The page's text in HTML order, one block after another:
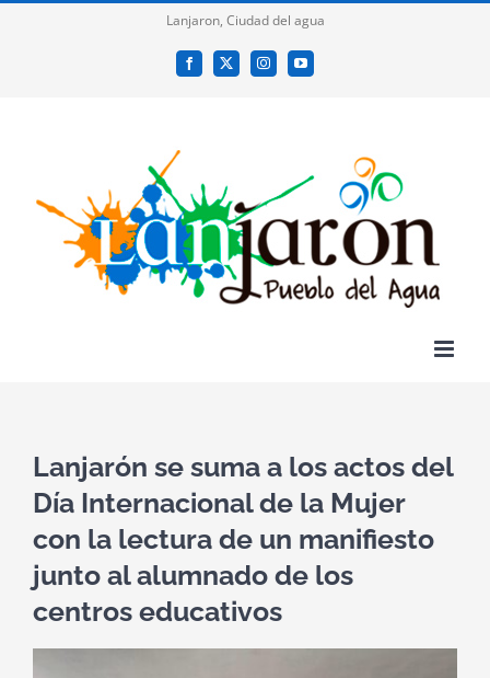
Lanjaron, Ciudad del agua
Facebook
X InstagramYouTube
Lanjarón se suma a los actos del
Día Internacional de la Mujer
con la lectura de un manifiesto
junto al alumnado de los
centros educativos